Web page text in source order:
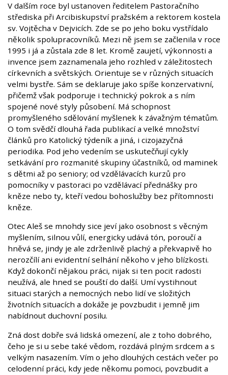
V dalším roce byl ustanoven ředitelem Pastoračního
střediska při Arcibiskupství pražském a rektorem kostela
sv. Vojtěcha v Dejvicích. Zde se po jeho boku vystřídalo
několik spolupracovníků. Mezi ně jsem se začlenila v roce
1995 i já a zůstala zde 8 let. Kromě zaujetí, výkonnosti a
invence jsem zaznamenala jeho rozhled v záležitostech
církevních a světských. Orientuje se v různých situacích
velmi bystře. Sám se deklaruje jako spíše konzervativní,
přičemž však podporuje i technický pokrok a s ním
spojené nové styly působení. Má schopnost
promyšleného sdělování myšlenek k závažným tématům.
O tom svědčí dlouhá řada publikací a velké množství
článků pro Katolický týdeník a jiná, i cizojazyčná
periodika. Pod jeho vedením se uskutečňují cykly
setkávání pro rozmanité skupiny účastníků, od maminek
s dětmi až po seniory; od vzdělávacích kurzů pro
pomocníky v pastoraci po vzdělávací přednášky pro
kněze nebo ty, kteří vedou bohoslužby bez přítomnosti
kněze.
Otec Aleš se mnohdy sice jeví jako osobnost s věcným
myšlením, silnou vůlí, energicky udává tón, poroučí a
hněvá se, jindy je ale zdrženlivě plachý a překvapivě ho
nerozčílí ani evidentní selhání někoho v jeho blízkosti.
Když dokončí nějakou práci, nijak si ten pocit radosti
neužívá, ale hned se pouští do další. Umí vystihnout
situaci starých a nemocných nebo lidí ve složitých
životních situacích a dokáže je povzbudit i jemně jim
nabídnout duchovní posilu.
Zná dost dobře svá lidská omezení, ale z toho dobrého,
čeho je si u sebe také vědom, rozdává plným srdcem a s
velkým nasazením. Vím o jeho dlouhých cestách večer po
celodenní práci, kdy jede někomu pomoci, povzbudit a